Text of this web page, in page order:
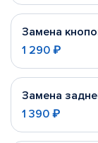
Замена
1 290 ₽
Замена
1 390 ₽